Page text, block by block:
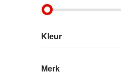
Kleur
Merk